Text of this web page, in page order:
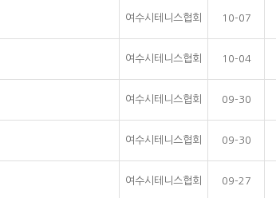
여수시테니스협회 10-07
여수시테니스협회 10-04
여수시테니스협회 09-30
여수시테니스협회 09-30
여수시테니스협회 09-27